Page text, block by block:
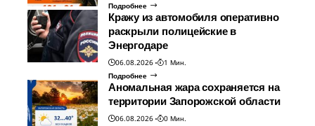
Подробнее
Кражу из автомобиля оперативно
раскрыли полицейские в
Энергодаре
06.08.2026
1 Мин.
Подробнее
Аномальная жара сохраняется на
территории Запорожской области
06.08.2026
0 Мин.